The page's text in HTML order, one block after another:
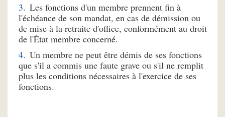
Les fonctions d'un membre prennent fin à
l'échéance de son mandat, en cas de démission ou
de mise à la retraite d'office, conformément au droit
de l'État membre concerné.
Un membre ne peut être démis de ses fonctions
que s'il a commis une faute grave ou s'il ne remplit
plus les conditions nécessaires à l'exercice de ses
fonctions.